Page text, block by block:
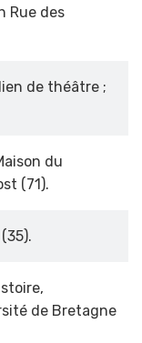
Rue des
de théâtre ;
du
(71).
de Bretagne